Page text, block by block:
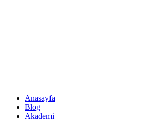
Anasayfa
Blog
Akademi